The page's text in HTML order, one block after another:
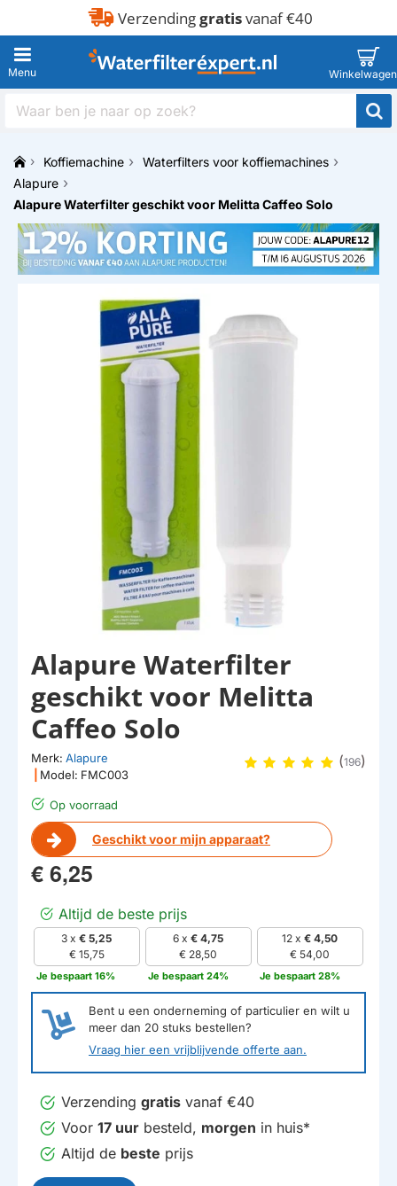
Verzendinggratisvanaf €40
Waar
naar
op
zoek?
h
m
e
Koffiemachine
Waterfilters voor koffiemachines
Alapure
Alapure Waterfilter geschikt voor Melitta Caffeo Solo
HUISMERK
Op voorraad
Geschikt voor mijn apparaat?
Alapure Waterfilter
geschikt voor Melitta
Caffeo Solo
Merk: Alapure
Model: FMC003
(196)
€ 6,25
Altijd de beste prijs
3 x€ 5,25
€ 15,75
Je bespaart 16%
6 x€ 4,75
€ 28,50
Je bespaart 24%
12 x€ 4,50
€ 54,00
Je bespaart 28%
Bent u een onderneming of particulier en wilt u
meer dan 20 stuks bestellen?
Vraag hier een vrijblijvende offerte aan.
Verzending gratis vanaf €40
Voor 17 uur besteld, morgen in huis*
Altijd de beste prijs